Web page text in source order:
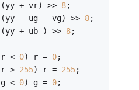
+ vr) >>
8;
- ug - vg) >>
8;
+ ub ) >>
8;
< 0) r = 0;
> 255) r = 255;
< 0) g = 0;